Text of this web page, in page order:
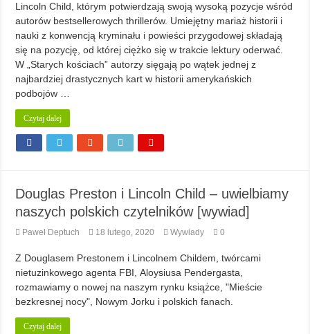
Lincoln Child, którym potwierdzają swoją wysoką pozycje wśród
autorów bestsellerowych thrillerów. Umiejętny mariaż historii i
nauki z konwencją kryminału i powieści przygodowej składają
się na pozycję, od której ciężko się w trakcie lektury oderwać.
W „Starych kościach” autorzy sięgają po wątek jednej z
najbardziej drastycznych kart w historii amerykańskich
podbojów …
Czytaj dalej
Douglas Preston i Lincoln Child – uwielbiamy
naszych polskich czytelników [wywiad]
Paweł Deptuch 18 lutego, 2020 Wywiady 0
Z Douglasem Prestonem i Lincolnem Childem, twórcami
nietuzinkowego agenta FBI, Aloysiusa Pendergasta,
rozmawiamy o nowej na naszym rynku książce, "Mieście
bezkresnej nocy", Nowym Jorku i polskich fanach.
Czytaj dalej